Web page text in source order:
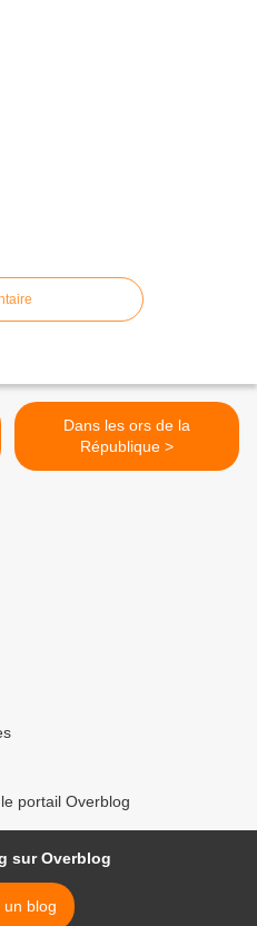
Dans les ors de la
République >
portail Overblog
sur Overblog
un blog